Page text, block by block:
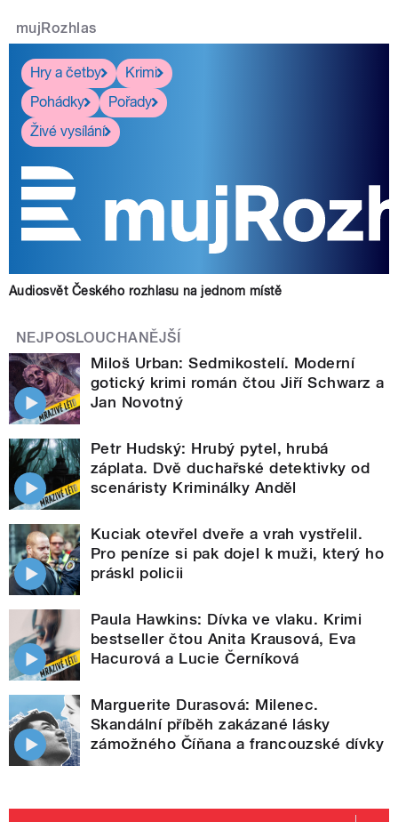
mujRozhlas
Hry a četby
Krimi
Pohádky
Pořady
Živé vysílání
Audiosvět Českého rozhlasu na jednom místě
NEJPOSLOUCHANĚJŠÍ
Miloš Urban: Sedmikostelí. Moderní
gotický krimi román čtou Jiří Schwarz a
Jan Novotný
Petr Hudský: Hrubý pytel, hrubá
záplata. Dvě duchařské detektivky od
scenáristy Kriminálky Anděl
Kuciak otevřel dveře a vrah vystřelil.
Pro peníze si pak dojel k muži, který ho
práskl policii
Paula Hawkins: Dívka ve vlaku. Krimi
bestseller čtou Anita Krausová, Eva
Hacurová a Lucie Černíková
Marguerite Durasová: Milenec.
Skandální příběh zakázané lásky
zámožného Číňana a francouzské dívky